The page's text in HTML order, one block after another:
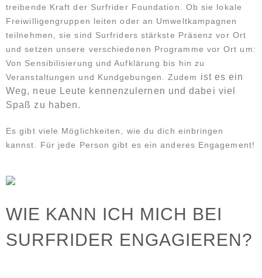
treibende Kraft der Surfrider Foundation. Ob sie lokale
Freiwilligengruppen leiten oder an Umweltkampagnen
teilnehmen, sie sind Surfriders stärkste Präsenz vor Ort
und setzen unsere verschiedenen Programme vor Ort um:
Von Sensibilisierung und Aufklärung bis hin zu
Veranstaltungen und Kundgebungen. Zudem ist es ein
Weg, neue Leute kennenzulernen und dabei viel
Spaß zu haben.
Es gibt viele Möglichkeiten, wie du dich einbringen
kannst. Für jede Person gibt es ein anderes Engagement!
WIE KANN ICH MICH BEI
SURFRIDER ENGAGIEREN?